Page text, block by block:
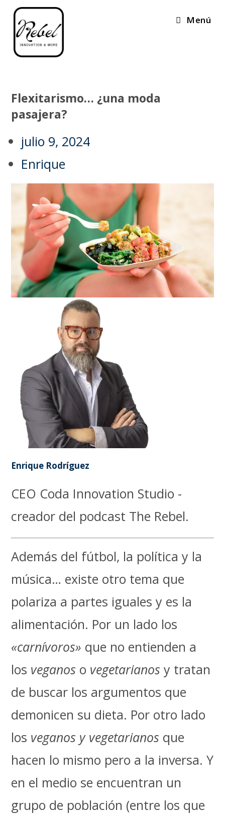
Menú
Flexitarismo… ¿una moda
pasajera?
julio 9, 2024
Enrique
Enrique Rodríguez
CEO Coda Innovation Studio -
creador del podcast The Rebel.
Además del fútbol, la política y la
música… existe otro tema que
polariza a partes iguales y es la
alimentación. Por un lado los
«carnívoros» que no entienden a
los veganos o vegetarianos y tratan
de buscar los argumentos que
demonicen su dieta. Por otro lado
los veganos y vegetarianos que
hacen lo mismo pero a la inversa. Y
en el medio se encuentran un
grupo de población (entre los que